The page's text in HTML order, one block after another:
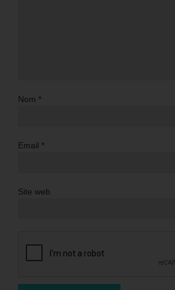
Nom *
Email *
Site web